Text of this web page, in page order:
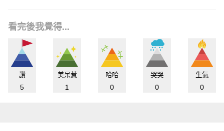
看完後我覺得...
讚
5
美呆惹
1
哈哈
0
哭哭
0
生氣
0